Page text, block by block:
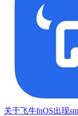
关于飞牛fnOS出现